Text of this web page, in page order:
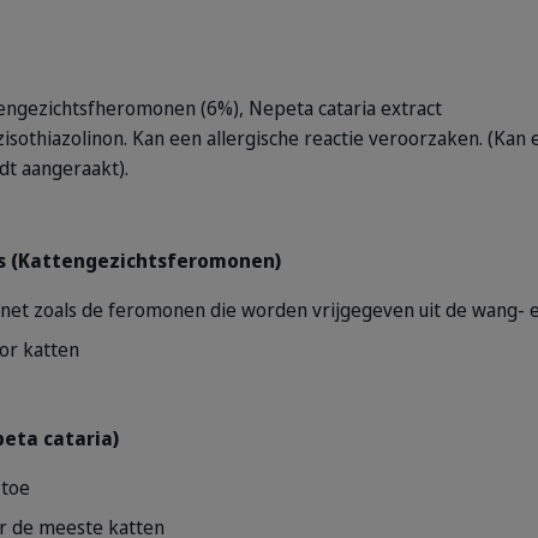
(6%), Nepeta cataria extract
Kan een allergische reactie veroorzaken. (Kan
aangeraakt).
(Kattengezichtsferomonen)
zoals de feromonen die worden vrijgegeven uit de wang-
katten
cataria)
de meeste katten